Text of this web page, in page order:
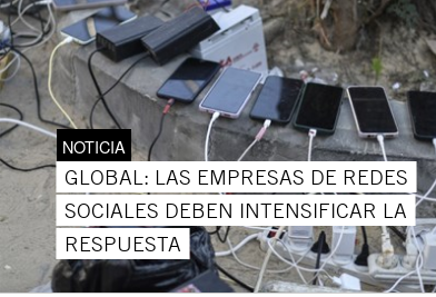
NOTICIA
GLOBAL: LAS EMPRESAS DE REDES
SOCIALES DEBEN INTENSIFICAR LA
RESPUESTA